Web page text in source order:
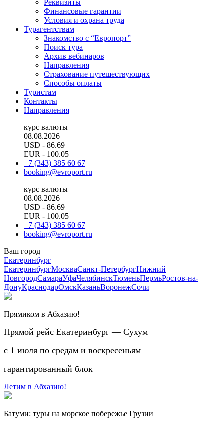
Реквизиты
Финансовые гарантии
Условия и охрана труда
Турагентствам
Знакомство с “Европорт”
Поиск тура
Архив вебинаров
Направления
Страхование путешествующих
Способы оплаты
Туристам
Контакты
Направления
курс валюты
08.08.2026
USD - 86.69
EUR - 100.05
+7 (343) 385 60 67
booking@evroport.ru
курс валюты
08.08.2026
USD - 86.69
EUR - 100.05
+7 (343) 385 60 67
booking@evroport.ru
Ваш город
Екатеринбург
ЕкатеринбургМоскваСанкт-ПетербургНижний
НовгородСамараУфаЧелябинскТюменьПермьРостов-на-
ДонуКраснодарОмскКазаньВоронежСочи
Прямиком в Абхазию!
Прямой рейс Екатеринбург — Сухум
с 1 июля по средам и воскресеньям
гарантированный блок
Летим в Абхазию!
Батуми: туры на морское побережье Грузии